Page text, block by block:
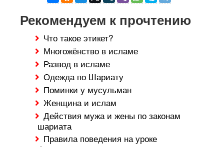
Рекомендуем к прочтению
Что такое этикет?
Многожёнство в исламе
Развод в исламе
Одежда по Шариату
Поминки у мусульман
Женщина и ислам
Действия мужа и жены по законам
шариата
Правила поведения на уроке